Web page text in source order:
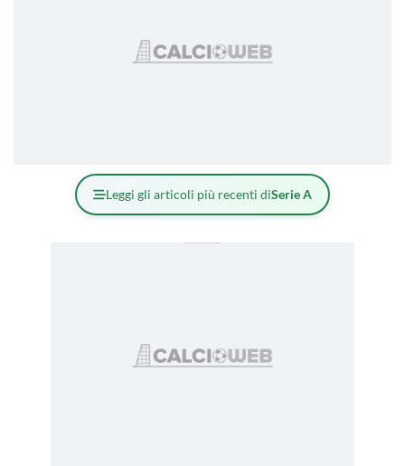
Leggi gli articoli più recenti diSerie A